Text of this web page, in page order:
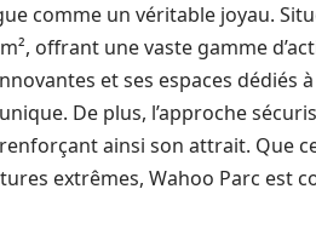
comme un véritable joyau.
offrant une vaste gamme
et ses espaces dédiés
De plus, l’approche
ainsi son attrait. Que
extrêmes, Wahoo Parc est